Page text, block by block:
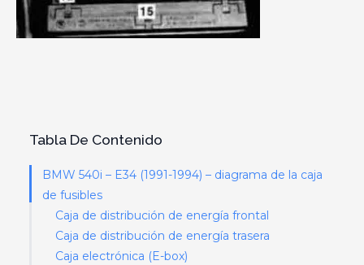
Tabla De Contenido
BMW 540i – E34 (1991-1994) – diagrama de la caja
de fusibles
Caja de distribución de energía frontal
Caja de distribución de energía trasera
Caja electrónica (E-box)